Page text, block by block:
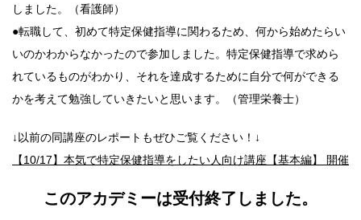
しました。（看護師）
●転職して、初めて特定保健指導に関わるため、何から始めたらい
いのかわからなかったので参加しました。特定保健指導で求めら
れているものがわかり、それを達成するために自分で何ができる
かを考えて勉強していきたいと思います。（管理栄養士）
↓以前の同講座のレポートもぜひご覧ください！↓
【10/17】本気で特定保健指導をしたい人向け講座【基本編】 開催
このアカデミーは受付終了しました。